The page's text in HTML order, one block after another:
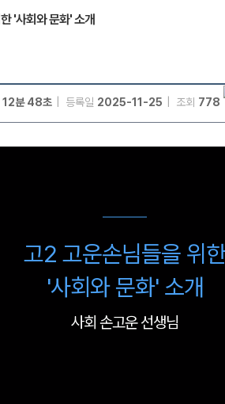
'사회와 문화' 소개
12분 48초 등록일 2025-11-25 조회 778
고2 고운손님들을 위한
'사회와 문화' 소개
사회 손고운 선생님